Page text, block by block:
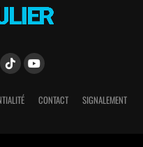
CONTACT SIGNALEMENT